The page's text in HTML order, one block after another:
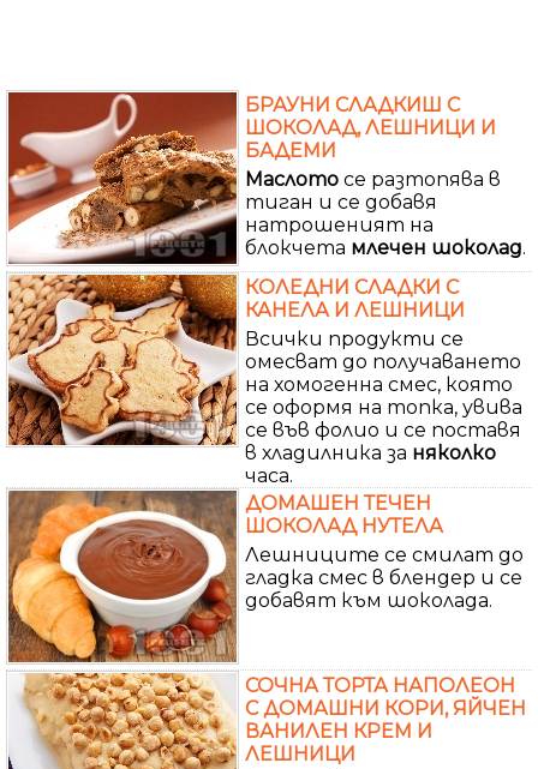
БРАУНИ СЛАДКИШ С
ШОКОЛАД, ЛЕШНИЦИ И
БАДЕМИ
Маслото се разтопява в
тиган и се добавя
натрошеният на
блокчета млечен шоколад.
КОЛЕДНИ СЛАДКИ С
КАНЕЛА И ЛЕШНИЦИ
Всички продукти се
омесват до получаването
на хомогенна смес, която
се оформя на топка, увива
се във фолио и се поставя
в хладилника за няколко
часа.
ДОМАШЕН ТЕЧЕН
ШОКОЛАД НУТЕЛА
Лешниците се смилат до
гладка смес в блендер и се
добавят към шоколада.
СОЧНА ТОРТА НАПОЛЕОН
С ДОМАШНИ КОРИ, ЯЙЧЕН
ВАНИЛЕН КРЕМ И
ЛЕШНИЦИ